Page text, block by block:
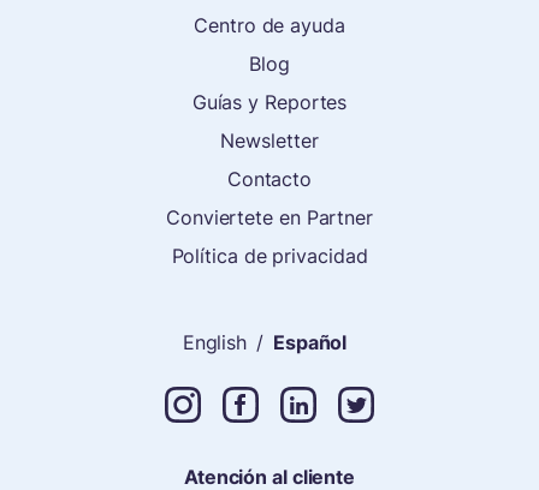
Centro de ayuda
Blog
Guías y Reportes
Newsletter
Contacto
Conviertete en Partner
Política de privacidad
English / Español
Atención al cliente